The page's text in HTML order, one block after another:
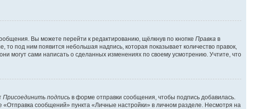
Вы можете перейти к редактированию, щёлкнув по кнопке Правка в
то под ним появится небольшая надпись, которая показывает количество правок,
могут сами написать о сделанных изменениях по своему усмотрению. Учтите, что
Присоединить подпись в форме отправки сообщения, чтобы подпись добавилась.
сообщений» пункта «Личные настройки» в личном разделе. Несмотря на